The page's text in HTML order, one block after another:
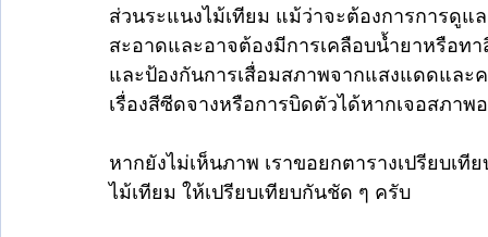
ส่วนระแนงไม้เทียม แม้ว่าจะต้องการการดู
สะอาดและอาจต้องมีการเคลือบน้ำยาหรือท
และป้องกันการเสื่อมสภาพจากแสงแดดแล
เรื่องสีซีดจางหรือการบิดตัวได้หากเจอสภาพ
หากยังไม่เห็นภาพ เราขอยกตารางเปรียบเที
ไม้เทียม ให้เปรียบเทียบกันชัด ๆ ครับ